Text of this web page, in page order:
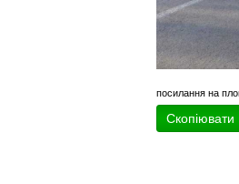
посилання на
Скопіювати